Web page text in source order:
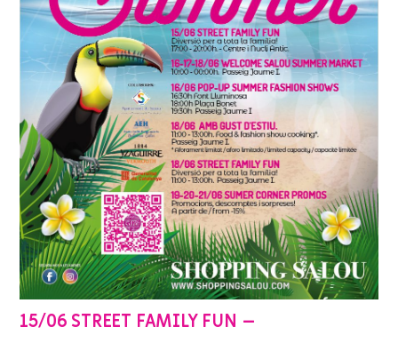
15/06 STREET FAMILY FUN –